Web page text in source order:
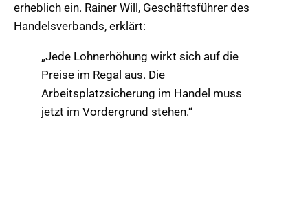
erheblich ein. Rainer Will, Geschäftsführer des
Handelsverbands, erklärt:
„Jede Lohnerhöhung wirkt sich auf die
Preise im Regal aus. Die
Arbeitsplatzsicherung im Handel muss
jetzt im Vordergrund stehen.“